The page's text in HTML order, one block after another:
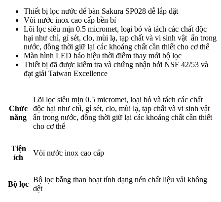
Thiết bị lọc nước để bàn Sakura SP028 dễ lắp đặt
Vòi nước inox cao cấp bền bỉ
Lõi lọc siêu mịn 0.5 micromet, loại bỏ và tách các chất độc
hại như chì, gỉ sét, clo, mùi lạ, tạp chất và vi sinh vật ẩn trong
nước, đồng thời giữ lại các khoáng chất cần thiết cho cơ thể
Màn hình LED báo hiệu thời điểm thay mới bộ lọc
Thiết bị đã được kiểm tra và chứng nhận bởi NSF 42/53 và
đạt giải Taiwan Excellence
Chức
năng
Lõi lọc siêu mịn 0.5 micromet, loại bỏ và tách các chất
độc hại như chì, gỉ sét, clo, mùi lạ, tạp chất và vi sinh vật
ẩn trong nước, đồng thời giữ lại các khoáng chất cần thiết
cho cơ thể
Tiện
ích
Vòi nước inox cao cấp
Bộ lọc
Bộ lọc bằng than hoạt tính dạng nén chất liệu vải không
dệt